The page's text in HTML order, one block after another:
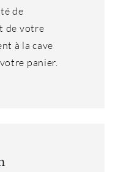
de
de votre
à la cave
panier.